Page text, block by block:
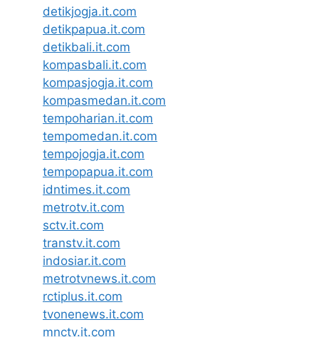
detikjogja.it.com
detikpapua.it.com
detikbali.it.com
kompasbali.it.com
kompasjogja.it.com
kompasmedan.it.com
tempoharian.it.com
tempomedan.it.com
tempojogja.it.com
tempopapua.it.com
idntimes.it.com
metrotv.it.com
sctv.it.com
transtv.it.com
indosiar.it.com
metrotvnews.it.com
rctiplus.it.com
tvonenews.it.com
mnctv.it.com